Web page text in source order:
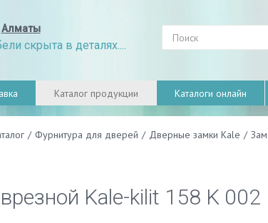
Алматы
скрыта в деталях....
Каталог продукции Каталоги онлайн
/ Фурнитура для дверей / Дверные замки Kale /
Kale-kilit 158 K 002